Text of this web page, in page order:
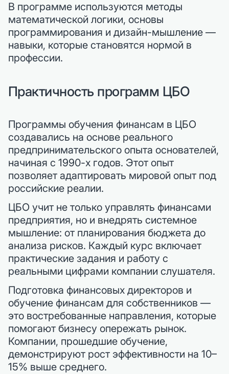
В программе используются методы
математической логики, основы
программирования и дизайн-мышление —
навыки, которые становятся нормой в
профессии.
Практичность программ ЦБО
Программы обучения финансам в ЦБО
создавались на основе реального
предпринимательского опыта основателей,
начиная с 1990-х годов. Этот опыт
позволяет адаптировать мировой опыт под
российские реалии.
ЦБО учит не только управлять финансами
предприятия, но и внедрять системное
мышление: от планирования бюджета до
анализа рисков. Каждый курс включает
практические задания и работу с
реальными цифрами компании слушателя.
Подготовка финансовых директоров и
обучение финансам для собственников —
это востребованные направления, которые
помогают бизнесу опережать рынок.
Компании, прошедшие обучение,
демонстрируют рост эффективности на 10–
15% выше среднего.